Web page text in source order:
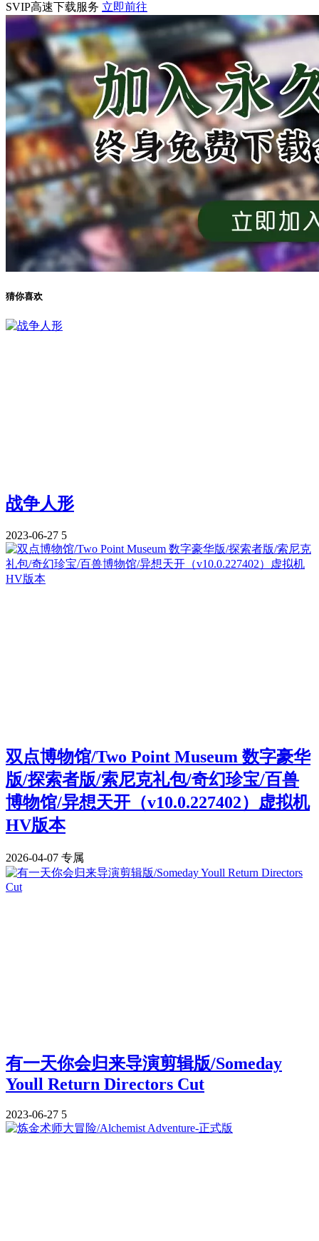
SVIP高速下载服务 立即前往
猜你喜欢
战争人形
2023-06-27 5
双点博物馆/Two Point Museum 数字豪华
版/探索者版/索尼克礼包/奇幻珍宝/百兽
博物馆/异想天开（v10.0.227402）虚拟机
HV版本
2026-04-07 专属
有一天你会归来导演剪辑版/Someday
Youll Return Directors Cut
2023-06-27 5